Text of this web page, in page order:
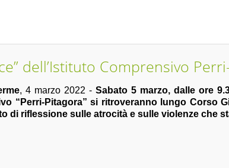
dell’Istituto Comprensivo
, 4 marzo 2022 - Sabato 5 marzo, dalle ore
“Perri-Pitagora” si ritroveranno lungo Corso
di riflessione sulle atrocità e sulle violenze che